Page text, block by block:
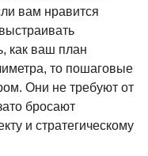
вам нравится
как ваш план
то пошаговые
Они не требуют от
бросают
и стратегическому